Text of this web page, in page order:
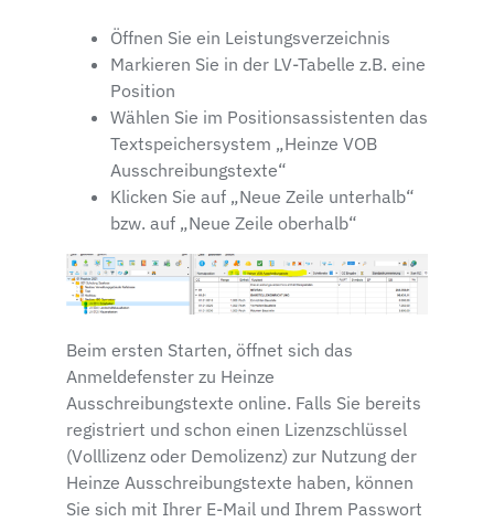
Öffnen Sie ein Leistungsverzeichnis
Markieren Sie in der LV-Tabelle z.B. eine
Position
Wählen Sie im Positionsassistenten das
Textspeichersystem „Heinze VOB
Ausschreibungstexte“
Klicken Sie auf „Neue Zeile unterhalb“
bzw. auf „Neue Zeile oberhalb“
Beim ersten Starten, öffnet sich das
Anmeldefenster zu Heinze
Ausschreibungstexte online. Falls Sie bereits
registriert und schon einen Lizenzschlüssel
(Volllizenz oder Demolizenz) zur Nutzung der
Heinze Ausschreibungstexte haben, können
Sie sich mit Ihrer E-Mail und Ihrem Passwort